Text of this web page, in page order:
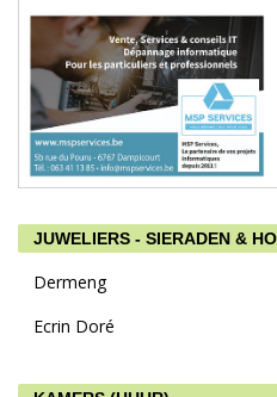
JUWELIERS - SIERADEN &
Dermeng
Ecrin Doré